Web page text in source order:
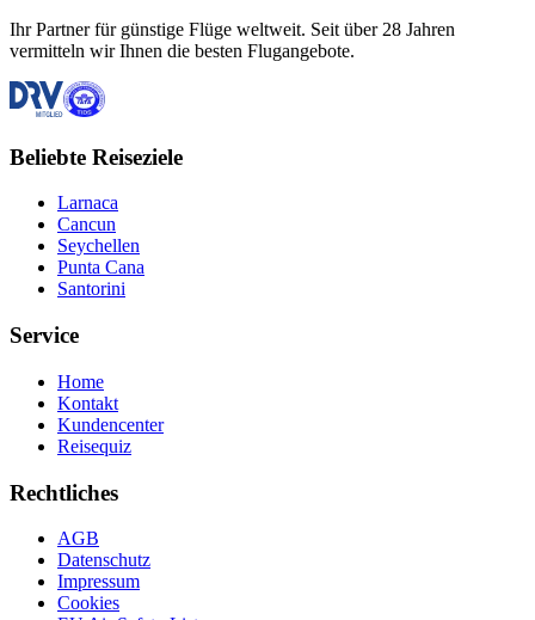
Ihr Partner für günstige Flüge weltweit. Seit über 28 Jahren
vermitteln wir Ihnen die besten Flugangebote.
Beliebte Reiseziele
Larnaca
Cancun
Seychellen
Punta Cana
Santorini
Service
Home
Kontakt
Kundencenter
Reisequiz
Rechtliches
AGB
Datenschutz
Impressum
Cookies